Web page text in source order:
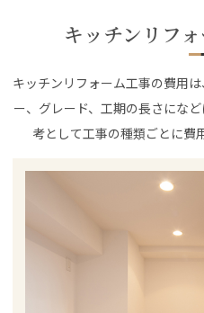
キッチンリフ
キッチンリフォーム工事の費用
ー、グレード、工期の長さにな
考として工事の種類ごとに費